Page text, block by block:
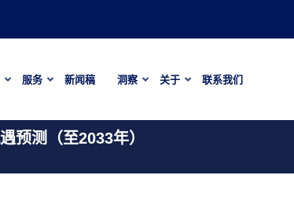
服务 新闻稿 洞察 关于 联系我们
测（至2033年）